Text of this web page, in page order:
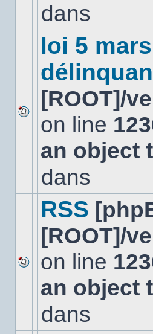
sujet.
dans
Aucun
nouveau
message
non-
dans
loi 5
[ROOT]/
on line
an object
dans
Aucun
nouveau
message
RSS
[ROOT]/
on line
an object
dans